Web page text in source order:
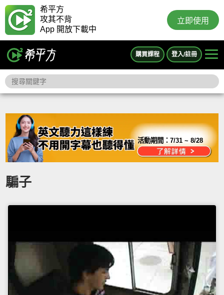
希平方
攻其不背
App 開放下載中
立即使用
購買課程 登入/註冊
活動期間：7/31 ~ 8/28
騙子